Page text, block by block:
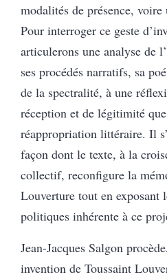
modalités de présence,
Pour interroger ce geste
articulerons une analyse de
ses procédés narratifs, sa
de la spectralité, à une
réception et de légitimité
réappropriation littéraire. Il
façon dont le texte, à la
collectif, reconfigure la
Louverture tout en exposant
politiques inhérente à ce
Jean-Jacques Salgon
invention de Toussaint